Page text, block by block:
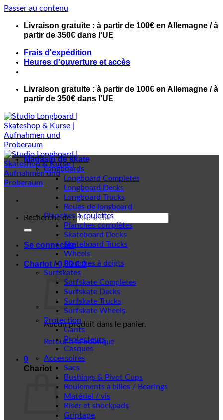
Passer au contenu
Livraison gratuite : à partir de 100€ en Allemagne / à
partir de 350€ dans l'UE
Frais d'expédition
Heures d'ouverture et accès
Livraison gratuite : à partir de 100€ en Allemagne / à
partir de 350€ dans l'UE
Recherche de :
Se connecter
Chariot /0,00€ 0
Aucun produit dans le panier.
Retour à la boutique
0
Chariot
Magasin de skate
Longboards
Longboard Completes
Longboard Decks
Longboard Trucks
Roues de longboard
Planches à roulettes
Planches complètes
Skateboard Decks
Skateboard Trucks
Wheels
Planches à doigts
Surfskates
Surfskate Completes
Surfskate Decks
Surfskate Trucks
Surfskate Wheels
Protection
Gants
Protecteurs
Casques
Accessoires
Sacs
Bushings & Pivot Cups
Roulements à billes / Bearings
Matériel / vis
Riser et shockpads
Griptape